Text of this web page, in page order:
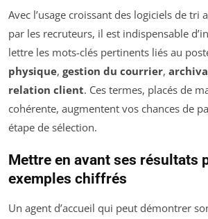
Avec l’usage croissant des logiciels de tri
par les recruteurs, il est indispensable
lettre les mots-clés pertinents liés au
physique, gestion du courrier,
relation client. Ces termes, placés de
cohérente, augmentent vos chances de
étape de sélection.
Mettre en avant ses résultats
exemples chiffrés
Un agent d’accueil qui peut démontrer